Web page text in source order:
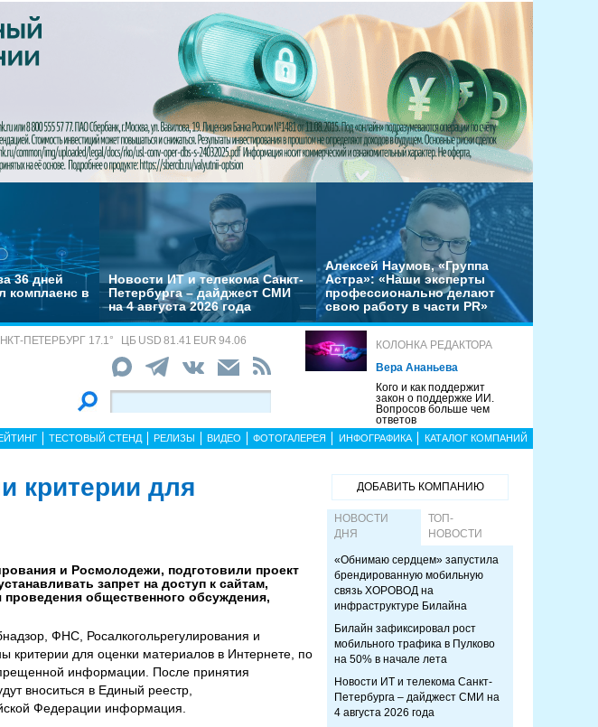
36 дней
комплаенс в
Новости ИТ и телекома Санкт-
Петербурга – дайджест СМИ
на 4 августа 2026 года
Алексей Наумов, «Группа
Астра»: «Наши эксперты
профессионально делают
свою работу в части PR»
ПЕТЕРБУРГ 17.1° ЦБ USD 81.41 EUR 94.06
КОЛОНКА РЕДАКТОРА
Вера Ананьева
Кого и как поддержит
закон о поддержке ИИ.
Вопросов больше чем
ответов
ТЕСТОВЫЙ СТЕНД РЕЛИЗЫ ВИДЕО ФОТОГАЛЕРЕЯ ИНФОГРАФИКА КАТАЛОГ КОМПАНИЙ
критерии для
и Росмолодежи, подготовили проект
запрет на доступ к сайтам,
общественного обсуждения,
ФНС, Росалкогольрегулирования и
критерии для оценки материалов в Интернете, по
информации. После принятия
вноситься в Единый реестр,
Федерации информация.
ДОБАВИТЬ КОМПАНИЮ
НОВОСТИ
ДНЯ
ТОП-
НОВОСТИ
«Обнимаю сердцем» запустила
брендированную мобильную
связь ХОРОВОД на
инфраструктуре Билайна
Билайн зафиксировал рост
мобильного трафика в Пулково
на 50% в начале лета
Новости ИТ и телекома Санкт-
Петербурга – дайджест СМИ на
4 августа 2026 года